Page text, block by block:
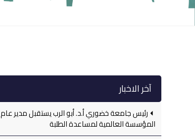
آخر الاخبار
رئيس جامعة خضوري أ.د. أبو الرب يستقبل مدير عام
المؤسسة العالمية لمساعدة الطلبة